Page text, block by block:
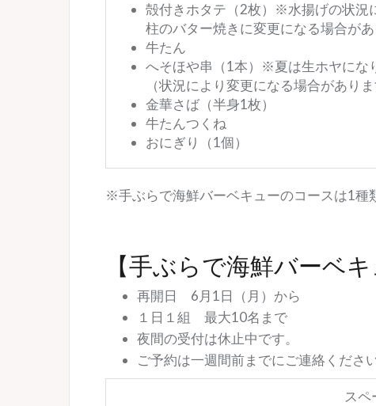
殻付きホタテ（2枚）※水揚げの状況
柱のバター焼きに変更になる場合があ
牛たん
へそほや串（1本）※夏は生ホヤにな
（状況により変更になる場合がありま
金華さば（半身1枚）
牛たんつくね
おにぎり（1個）
※手ぶらで海鮮バーベキューのコースは1種
【手ぶらで海鮮バーベ
再開日 6月1日（月）から
１日１組 最大10名まで
夜間の受付は休止中です。
ご予約は一週間前までにご連絡ください
ス